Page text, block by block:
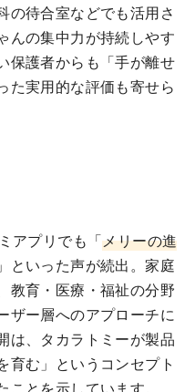
の待合室などでも活用さ
んの集中力が持続しやす
保護者からも「手が離せ
た実用的な評価も寄せら
アプリでも「メリーの進
」といった声が続出。家庭
教育・医療・福祉の分野
ザー層へのアプローチに
は、タカラトミーが製品
育む」というコンセプト